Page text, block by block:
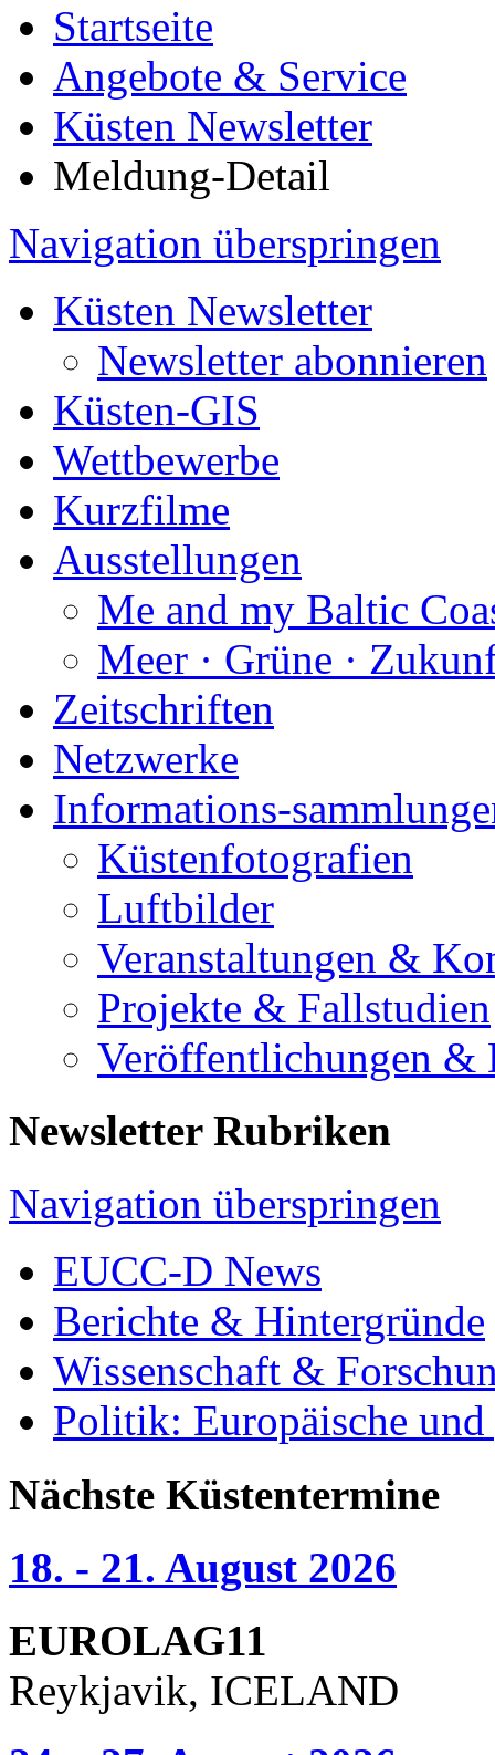
Startseite
Angebote & Service
Küsten Newsletter
Meldung-Detail
Navigation überspringen
Küsten Newsletter
Newsletter abonnieren
Küsten-GIS
Wettbewerbe
Kurzfilme
Ausstellungen
Me and my Baltic
Meer · Grüne ·
Zeitschriften
Netzwerke
Informations-
Küstenfotografien
Luftbilder
Veranstaltungen &
Projekte & Fallstudien
Veröffentlichungen &
Newsletter Rubriken
Navigation überspringen
EUCC-D News
Berichte & Hintergründe
Wissenschaft &
Politik: Europäische
Nächste Küstentermine
18. - 21. August 2026
EUROLAG11
Reykjavik, ICELAND